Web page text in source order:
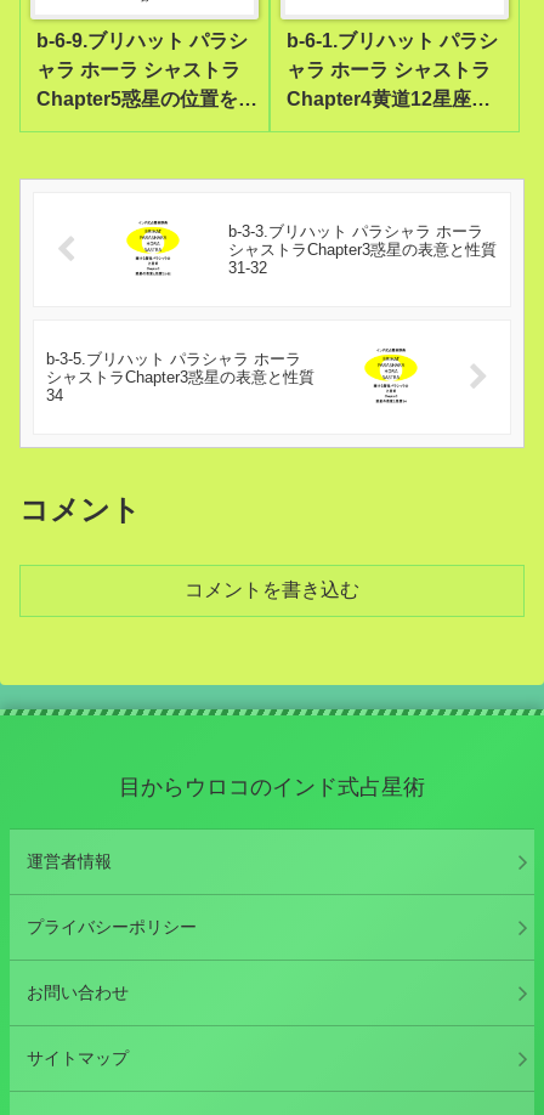
b-6-9.ブリハット パラシ
ャラ ホーラ シャストラ
Chapter5惑星の位置を探
し当てるために5-9
b-6-1.ブリハット パラシ
ャラ ホーラ シャストラ
Chapter4黄道12星座の
説明15-16天秤座・蠍座
b-3-3.ブリハット パラシャラ ホーラ
シャストラChapter3惑星の表意と性質
31-32
b-3-5.ブリハット パラシャラ ホーラ
シャストラChapter3惑星の表意と性質
34
コメント
コメントを書き込む
目からウロコのインド式占星術
運営者情報
プライバシーポリシー
お問い合わせ
サイトマップ